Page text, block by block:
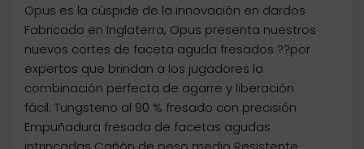
Opus es la cúspide de la innovación en dardos
Fabricado en Inglaterra, Opus presenta nuestros
nuevos cortes de faceta aguda fresados ??por
expertos que brindan a los jugadores la
combinación perfecta de agarre y liberación
fácil. Tungsteno al 90 % fresado con precisión
Empuñadura fresada de facetas agudas